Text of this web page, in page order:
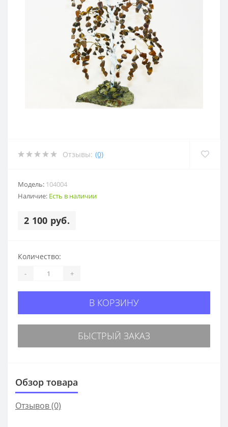
Отзывы: (0)
Модель: 104004
Наличие: Есть в наличии
2 100 руб.
Количество:
- +
В КОРЗИНУ
БЫСТРЫЙ ЗАКАЗ
Обзор товара
Отзывов (0)